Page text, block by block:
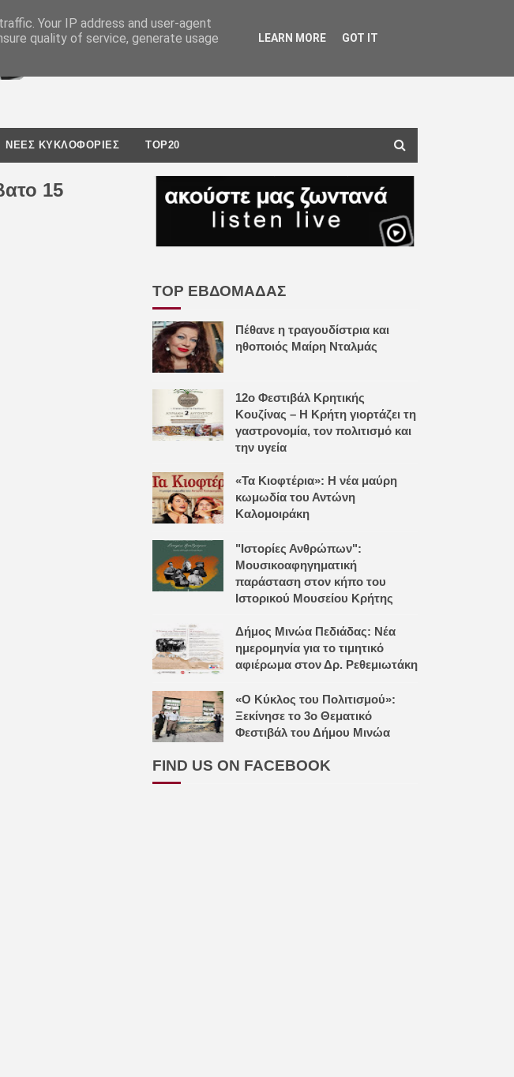
ΝΕΕΣ ΚΥΚΛΟΦΟΡΙΕΣ TOP20
15
TOP ΕΒΔΟΜΑΔΑΣ
Πέθανε η τραγουδίστρια και
ηθοποιός Μαίρη Νταλμάς
12ο Φεστιβάλ Κρητικής
Κουζίνας – Η Κρήτη γιορτάζει τη
γαστρονομία, τον πολιτισμό και
την υγεία
«Τα Κιοφτέρια»: Η νέα μαύρη
κωμωδία του Αντώνη
Καλομοιράκη
"Ιστορίες Ανθρώπων":
Μουσικοαφηγηματική
παράσταση στον κήπο του
Ιστορικού Μουσείου Κρήτης
Δήμος Μινώα Πεδιάδας: Νέα
ημερομηνία για το τιμητικό
αφιέρωμα στον Δρ. Ρεθεμιωτάκη
«Ο Κύκλος του Πολιτισμού»:
Ξεκίνησε το 3ο Θεματικό
Φεστιβάλ του Δήμου Μινώα
FIND US ON FACEBOOK
Your IP address and user-agent
quality of service, generate usage
LEARN MORE GOT IT